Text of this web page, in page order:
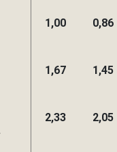
1,00 0,86
1,67 1,45
2,33 2,05